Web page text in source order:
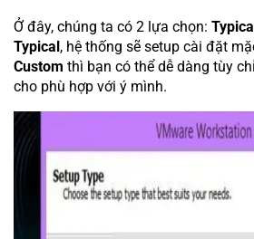
Ở đây, chúng ta có 2 lựa chọn: Typical
Typical , hệ thống sẽ setup cài đặt
Custom thì bạn có thể dễ dàng tùy
cho phù hợp với ý mình.